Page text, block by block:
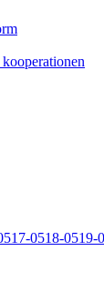
17-0518-0519-